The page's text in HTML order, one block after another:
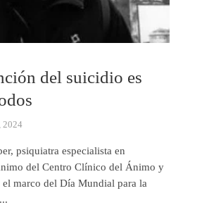
del suicidio es
2024
psiquiatra especialista en
del Centro Clínico del Ánimo y
el marco del Día Mundial para la